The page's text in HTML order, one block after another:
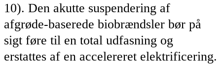
10). Den akutte suspendering af
afgrøde-baserede biobrændsler bør på
sigt føre til en total udfasning og
erstattes af en accelereret elektrificering.